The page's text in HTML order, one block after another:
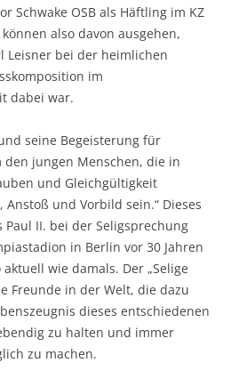
Schwake OSB als Häftling im KZ
also davon ausgehen,
Leisner bei der heimlichen
im
dabei war.
seine Begeisterung für
den jungen Menschen, die in
und Gleichgültigkeit
und Vorbild sein.“ Dieses
Paul II. bei der Seligsprechung
in Berlin vor 30 Jahren
wie damals. Der „Selige
Freunde in der Welt, die dazu
dieses entschiedenen
zu halten und immer
zu machen.